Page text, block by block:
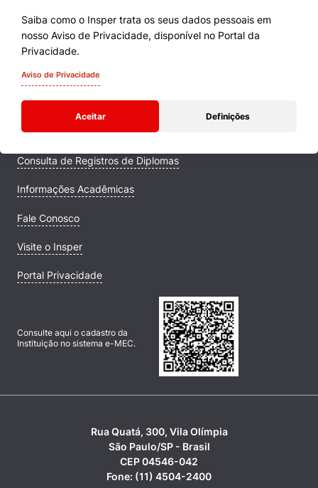
Saiba como o Insper trata os seus dados pessoais em
nosso Aviso de Privacidade, disponível no Portal da
Privacidade.
Aviso de Privacidade
Aceitar Definições
Cursos
Quem Somos
Comunidade Transforme
Campus
Consulta de Registros de Diplomas
Informações Acadêmicas
Fale Conosco
Visite o Insper
Portal Privacidade
Consulte aqui o cadastro da
Instituição no sistema e-MEC.
Rua Quatá, 300, Vila Olímpia
São Paulo/SP - Brasil
CEP 04546-042
Fone: (11) 4504-2400